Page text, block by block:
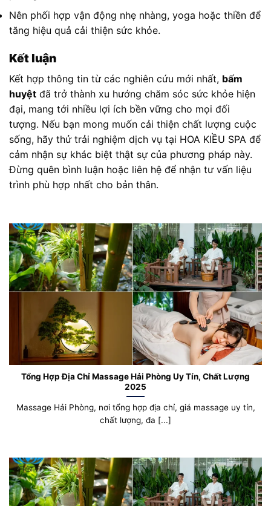
Nên phối hợp vận động nhẹ nhàng, yoga hoặc thiền để
tăng hiệu quả cải thiện sức khỏe.
Kết luận
Kết hợp thông tin từ các nghiên cứu mới nhất, bấm
huyệt đã trở thành xu hướng chăm sóc sức khỏe hiện
đại, mang tới nhiều lợi ích bền vững cho mọi đối
tượng. Nếu bạn mong muốn cải thiện chất lượng cuộc
sống, hãy thử trải nghiệm dịch vụ tại HOA KIỀU SPA để
cảm nhận sự khác biệt thật sự của phương pháp này.
Đừng quên bình luận hoặc liên hệ để nhận tư vấn liệu
trình phù hợp nhất cho bản thân.
Tổng Hợp Địa Chỉ Massage Hải Phòng Uy Tín, Chất Lượng
2025
Massage Hải Phòng, nơi tổng hợp địa chỉ, giá massage uy tín,
chất lượng, đa [...]